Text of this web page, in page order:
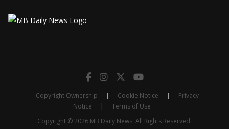
Copyright Ownership | Cookie Notice |
Privacy
Notice
|
Terms of Use
Copyright © 2026 MB Daily News. All Rights Reserved.